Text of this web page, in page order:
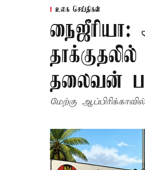
உலக செய்திகள்
தலைவன்
மேற்கு